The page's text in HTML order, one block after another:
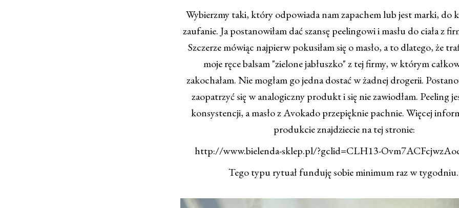
Wybierzmy taki, który odpowiada nam zapachem lub jest marki, do
zaufanie. Ja postanowiłam dać szansę peelingowi i masłu do ciała z
Szczerze mówiąc najpierw pokusiłam się o masło, a to dlatego, że
moje ręce balsam "zielone jabłuszko" z tej firmy, w którym
zakochałam. Nie mogłam go jedna dostać w żadnej drogerii.
zaopatrzyć się w analogiczny produkt i się nie zawiodłam. Peeling
konsystencji, a masło z Avokado przepięknie pachnie. Więcej
produkcie znajdziecie na tej stronie:
http://www.bielenda-sklep.pl/?gclid=CLH13-
Tego typu rytuał funduję sobie minimum raz w